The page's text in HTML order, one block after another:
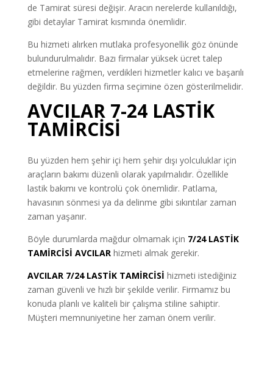
de Tamirat süresi değişir. Aracın nerelerde kullanıldığı,
gibi detaylar Tamirat kısmında önemlidir.
Bu hizmeti alırken mutlaka profesyonellik göz önünde
bulundurulmalıdır. Bazı firmalar yüksek ücret talep
etmelerine rağmen, verdikleri hizmetler kalıcı ve başarılı
değildir. Bu yüzden firma seçimine özen gösterilmelidir.
AVCILAR 7-24 LASTİK
TAMİRCİSİ
Bu yüzden hem şehir içi hem şehir dışı yolculuklar için
araçların bakımı düzenli olarak yapılmalıdır. Özellikle
lastik bakımı ve kontrolü çok önemlidir. Patlama,
havasının sönmesi ya da delinme gibi sıkıntılar zaman
zaman yaşanır.
Böyle durumlarda mağdur olmamak için 7/24 LASTİK
TAMİRCİSİ AVCILARhizmeti almak gerekir.
AVCILAR 7/24 LASTİK TAMİRCİSİ hizmeti istediğiniz
zaman güvenli ve hızlı bir şekilde verilir. Firmamız bu
konuda planlı ve kaliteli bir çalışma stiline sahiptir.
Müşteri memnuniyetine her zaman önem verilir.